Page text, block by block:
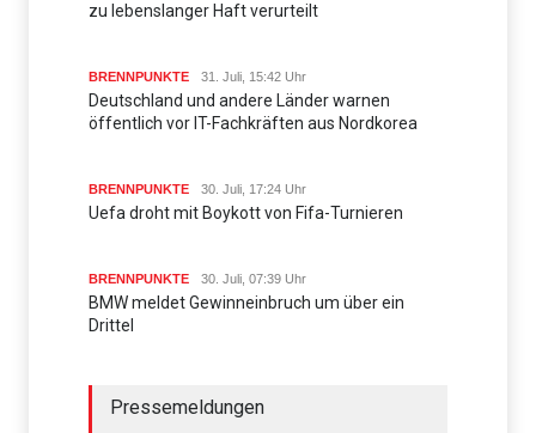
zu lebenslanger Haft verurteilt
BRENNPUNKTE 31. Juli, 15:42 Uhr
Deutschland und andere Länder warnen
öffentlich vor IT-Fachkräften aus Nordkorea
BRENNPUNKTE 30. Juli, 17:24 Uhr
Uefa droht mit Boykott von Fifa-Turnieren
BRENNPUNKTE 30. Juli, 07:39 Uhr
BMW meldet Gewinneinbruch um über ein
Drittel
Pressemeldungen